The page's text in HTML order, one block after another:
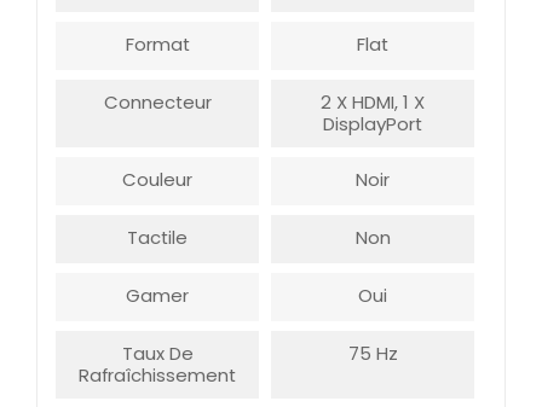
Format Flat
Connecteur
2 X HDMI, 1 X
DisplayPort
Couleur Noir
Tactile Non
Gamer Oui
Taux De
Rafraîchissement
75 Hz